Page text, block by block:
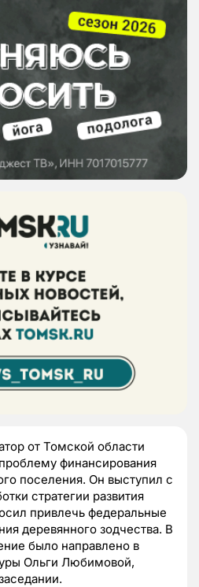
от Томской области
финансирования
поселения. Он выступил с
стратегии развития
привлечь федеральные
деревянного зодчества. В
было направлено в
Ольги Любимовой,